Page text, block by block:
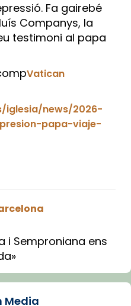
Fa gairebé
Companys, la
testimoni al papa
Vatican
iglesia/news/2026-
papa-viaje-
i Semproniana ens
de Tortosa, ha
Media